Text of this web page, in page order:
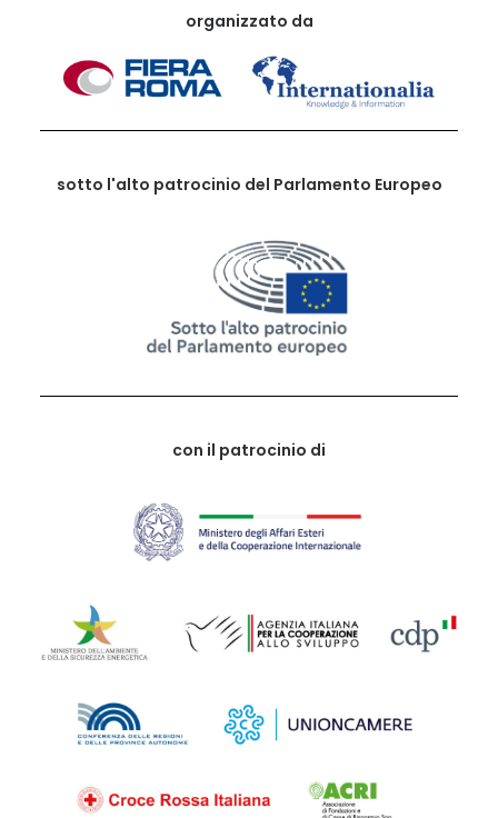
organizzato da
sotto l'alto patrocinio del Parlamento Europeo
con il patrocinio di